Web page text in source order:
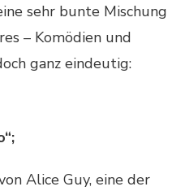
sehr bunte Mischung
– Komödien und
ganz eindeutig:
Alice Guy, eine der